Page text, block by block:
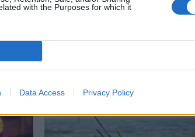
with the Purposes for which it
Data Access Privacy Policy